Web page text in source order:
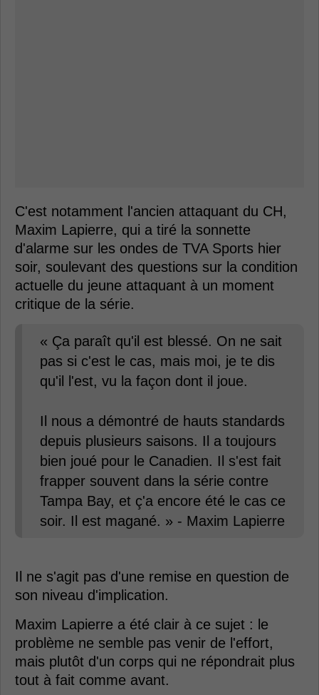
C'est notamment l'ancien attaquant du CH,
Maxim Lapierre, qui a tiré la sonnette
d'alarme sur les ondes de TVA Sports hier
soir, soulevant des questions sur la condition
actuelle du jeune attaquant à un moment
critique de la série.
« Ça paraît qu'il est blessé. On ne sait
pas si c'est le cas, mais moi, je te dis
qu'il l'est, vu la façon dont il joue.
Il nous a démontré de hauts standards
depuis plusieurs saisons. Il a toujours
bien joué pour le Canadien. Il s'est fait
frapper souvent dans la série contre
Tampa Bay, et ç'a encore été le cas ce
soir. Il est magané. » - Maxim Lapierre
Il ne s'agit pas d'une remise en question de
son niveau d'implication.
Maxim Lapierre a été clair à ce sujet : le
problème ne semble pas venir de l'effort,
mais plutôt d'un corps qui ne répondrait plus
tout à fait comme avant.